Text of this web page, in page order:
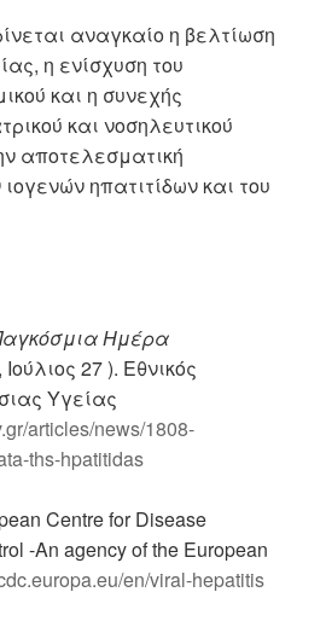
αναγκαίο η βελτίωση
η ενίσχυση του
και η συνεχής
και νοσηλευτικού
αποτελεσματική
ηπατιτίδων και του
Ημέρα
Ιούλιος 27 ). Εθνικός
Υγείας
articles/news/1808-
ths-hpatitidas
Centre for Disease
-An agency of the European
en/viral-hepatitis